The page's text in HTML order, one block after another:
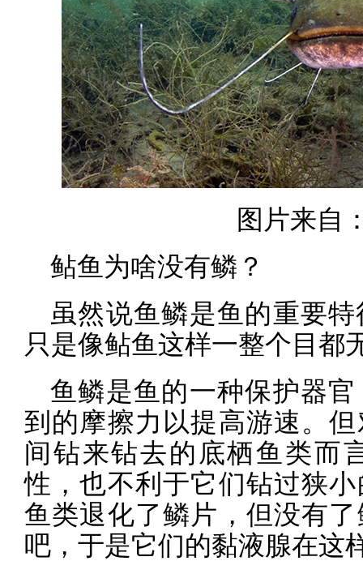
图片来自
鲇鱼为啥没有鳞？
虽然说鱼鳞是鱼的重要
只是像鲇鱼这样一整个目都
鱼鳞是鱼的一种保护器
到的摩擦力以提高游速。
间钻来钻去的底栖鱼类而
性，也不利于它们钻过狭
鱼类退化了鳞片，但没有
吧，于是它们的黏液腺在这